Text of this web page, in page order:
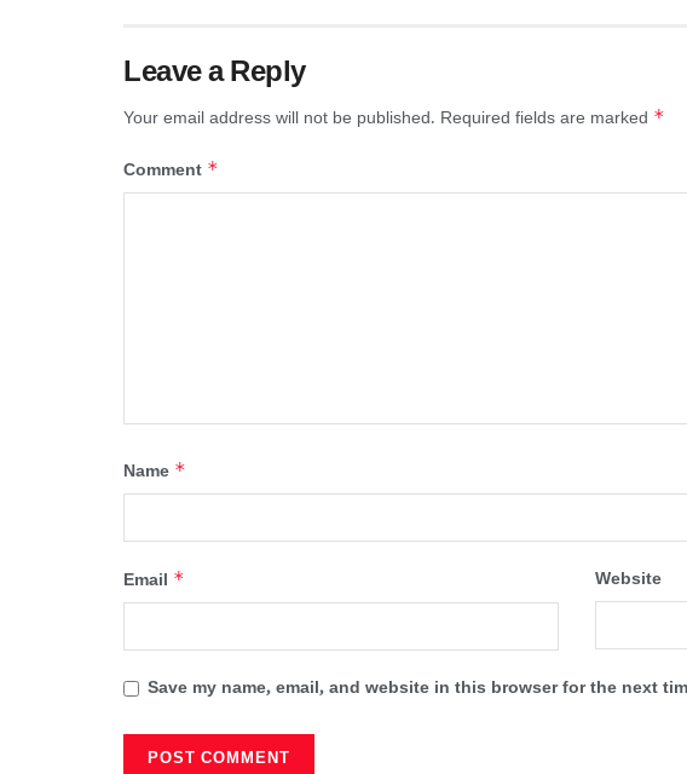
Leave a Reply
Your email address will not be published. Required fields are marked *
Comment *
Name *
Email * Website
Save my name, email, and website in this browser for the next